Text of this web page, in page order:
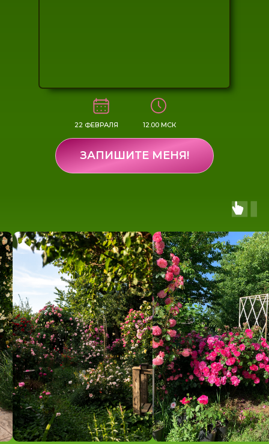
22 ФЕВРАЛЯ 12.00 МСК
ЗАПИШИТЕ МЕНЯ!